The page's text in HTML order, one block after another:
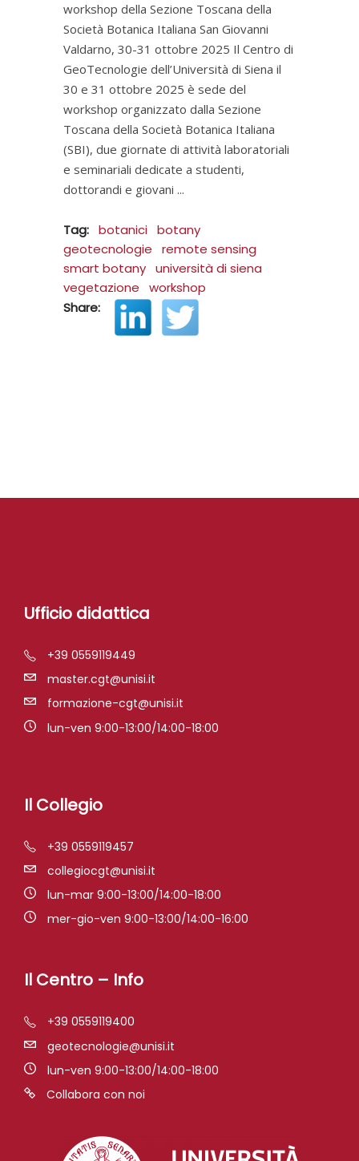
workshop della Sezione Toscana della
Società Botanica Italiana San Giovanni
Valdarno, 30-31 ottobre 2025 Il Centro di
GeoTecnologie dell’Università di Siena il
30 e 31 ottobre 2025 è sede del
workshop organizzato dalla Sezione
Toscana della Società Botanica Italiana
(SBI), due giornate di attività laboratoriali
e seminariali dedicate a studenti,
dottorandi e giovani
Tag: botanici botany
geotecnologie
remote sensing
smart botany università di siena
vegetazione
workshop
Share:
Ufficio didattica
+39 0559119449
master.cgt@unisi.it
formazione-cgt@unisi.it
lun-ven 9:00-13:00/14:00-18:00
Il Collegio
+39 0559119457
collegiocgt@unisi.it
lun-mar 9:00-13:00/14:00-18:00
mer-gio-ven 9:00-13:00/14:00-16:00
Il Centro – Info
+39 0559119400
geotecnologie@unisi.it
lun-ven 9:00-13:00/14:00-18:00
Collabora con noi